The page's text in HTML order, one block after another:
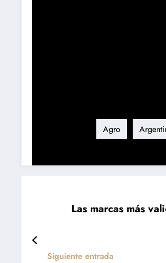
Agro
Las marcas más
Siguiente entrada